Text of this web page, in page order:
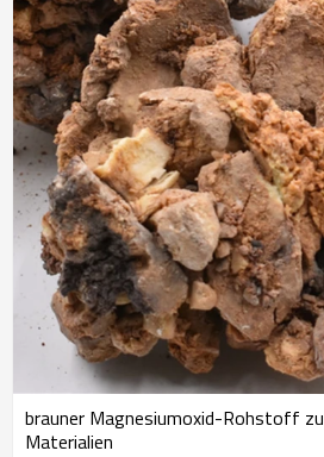
brauner Magnesiumoxid-Rohstoff
Materialien